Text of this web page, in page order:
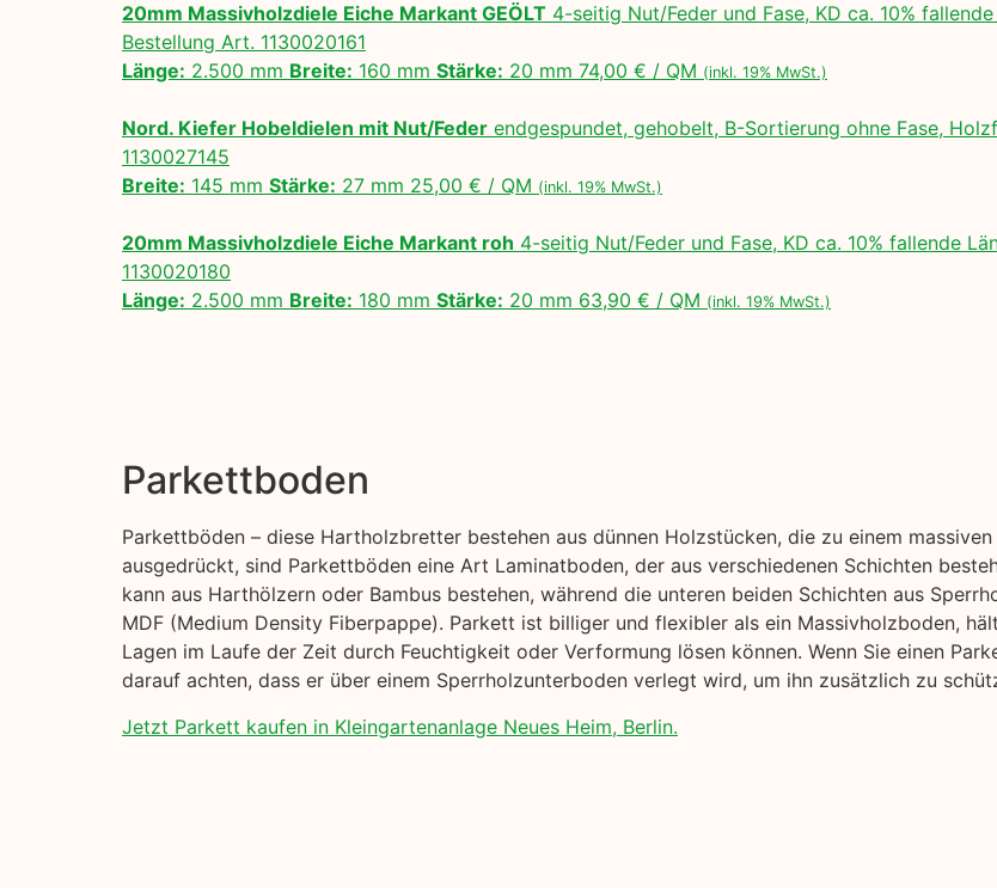
20mm Massivholzdiele Eiche Markant GEÖLT 4-seitig Nut/Feder und Fase, KD ca. 10%
Bestellung Art. 1130020161
Länge: 2.500 mm Breite: 160 mm Stärke: 20 mm 74,00 € / QM (inkl. 19% MwSt.)
Nord. Kiefer Hobeldielen mit Nut/Feder endgespundet, gehobelt, B-Sortierung ohne Fase,
1130027145
Breite: 145 mm Stärke: 27 mm 25,00 € / QM (inkl. 19% MwSt.)
20mm Massivholzdiele Eiche Markant roh 4-seitig Nut/Feder und Fase, KD ca. 10%
1130020180
Länge: 2.500 mm Breite: 180 mm Stärke: 20 mm 63,90 € / QM (inkl. 19% MwSt.)
Parkettboden
Parkettböden – diese Hartholzbretter bestehen aus dünnen Holzstücken, die zu einem
ausgedrückt, sind Parkettböden eine Art Laminatboden, der aus verschiedenen Schichten
kann aus Harthölzern oder Bambus bestehen, während die unteren beiden Schichten aus
MDF (Medium Density Fiberpappe). Parkett ist billiger und flexibler als ein Massivholzboden,
Lagen im Laufe der Zeit durch Feuchtigkeit oder Verformung lösen können. Wenn Sie einen
darauf achten, dass er über einem Sperrholzunterboden verlegt wird, um ihn zusätzlich zu
Jetzt Parkett kaufen in Kleingartenanlage Neues Heim, Berlin.